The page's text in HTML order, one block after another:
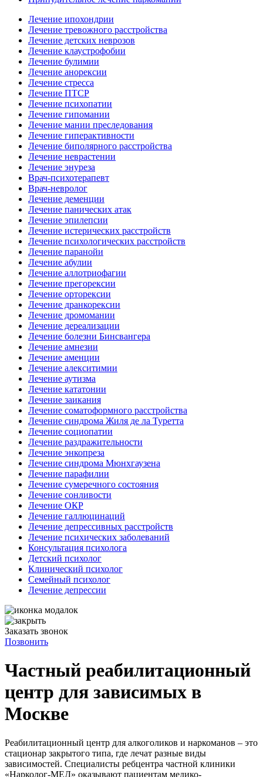
Лечение ипохондрии
Лечение тревожного расстройства
Лечение детских неврозов
Лечение клаустрофобии
Лечение булимии
Лечение анорексии
Лечение стресса
Лечение ПТСР
Лечение психопатии
Лечение гипомании
Лечение мании преследования
Лечение гиперактивности
Лечение биполярного расстройства
Лечение неврастении
Лечение энуреза
Врач-психотерапевт
Врач-невролог
Лечение деменции
Лечение панических атак
Лечение эпилепсии
Лечение истерических расстройств
Лечение психологических расстройств
Лечение паранойи
Лечение абулии
Лечение аллотриофагии
Лечение прегорексии
Лечение орторексии
Лечение дранкорексии
Лечение дромомании
Лечение дереализации
Лечение болезни Бинсвангера
Лечение амнезии
Лечение аменции
Лечение алекситимии
Лечение аутизма
Лечение кататонии
Лечение заикания
Лечение соматоформного расстройства
Лечение синдрома Жиля де ла Туретта
Лечение социопатии
Лечение раздражительности
Лечение энкопреза
Лечение синдрома Мюнхгаузена
Лечение парафилии
Лечение сумеречного состояния
Лечение сонливости
Лечение ОКР
Лечение галлюцинаций
Лечение депрессивных расстройств
Лечение психических заболеваний
Консультация психолога
Детский психолог
Клинический психолог
Семейный психолог
Лечение депрессии
Заказать звонок
Позвонить
Частный реабилитационный
центр для зависимых в
Москве
Реабилитационный центр для алкоголиков и наркоманов – это
стационар закрытого типа, где лечат разные виды
зависимостей. Специалисты ребцентра частной клиники
«Нарколог-МЕД» оказывают пациентам медико-